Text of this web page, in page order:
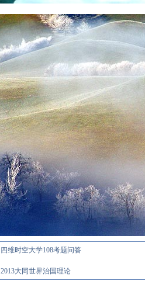
四维时空大学108考题问答
2013大同世界治国理论